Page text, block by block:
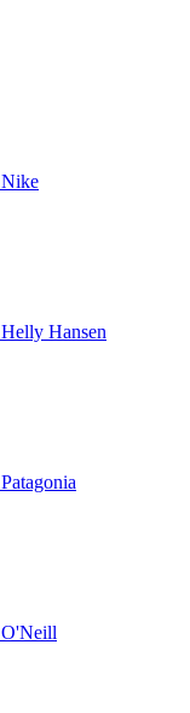
Nike
Helly Hansen
Patagonia
O'Neill